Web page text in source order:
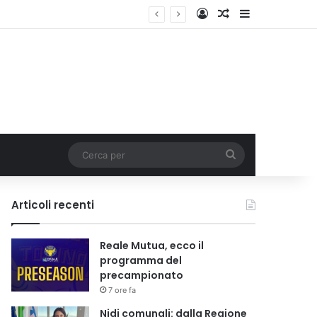
tariffa AccediUn articolo a
per
Articoli recenti
Reale Mutua, ecco il
programma del
precampionato
7 ore fa
Nidi comunali: dalla Regione